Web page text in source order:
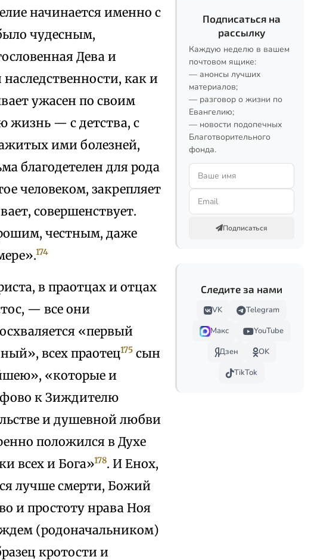
начинается именно с
чудесным,
Дева и
как и
ужасен по своим
жизнь — с детства, с
ими болезней,
благодетелен для рода
человеком, закрепляет
совершенствует.
честным, даже
174
в праотцах и отцах
— все они
«первый
всех праотец175сын
«которые и
к Зиждителю
и душевной любви
положился в Духе
всех и Бога»178. И Енох,
лучше смерти, Божий
и простоту нрава Ноя
(родоначальником)
кротости и
Подписаться на
рассылку
Каждую неделю в вашем
почтовом ящике:
— анонсы лучших
материалов;
— разговор о жизни по
Евангелию;
— новости подопечных
Благотворительного
фонда.
Подписаться
Следите за нами
VK
Telegram
Макс
YouTube
Дзен
OK
TikTok